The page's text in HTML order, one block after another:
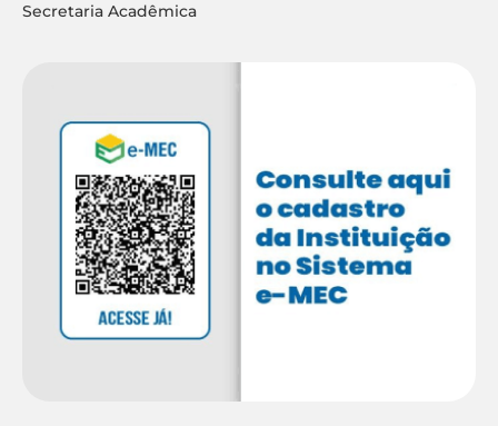
Secretaria Acadêmica